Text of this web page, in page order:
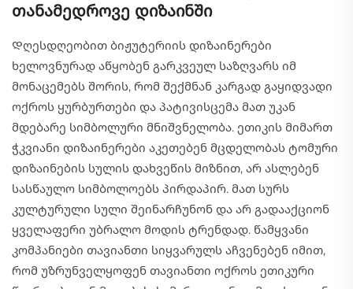
თანამედროვე დიზაინში
Დღესდღეობით ბიჟუტერიის დიზაინერები
ხელოვნურად აწყობენ გარკვეულ საზღვარს იმ
მონაცემებს შორის, რომ შექმნან კარგად გაყიდვადი
ოქროს ყურბურთები და პატივისცემა მათ უკან
მდებარე სიმბოლური მნიშვნელობა. ეთიკის მიმართ
ჭკვიანი დიზაინერები აკეთებენ მცდელობას ტომური
დიზაინების სულის დახვეწის მიზნით, არ ასლებენ
სასწაულო სიმბოლოებს პირდაპირ. მათ სურს
კულტურული სული შეინარჩუნონ და არ გადააქციონ
ყველაფერი უბრალო მოდის ტრენდად. წამყვანი
კომპანიები თავიანთი სიყვარულს აჩვენებენ იმით,
რომ უზრუნველყოფენ თავიანთი ოქროს ეთიკური